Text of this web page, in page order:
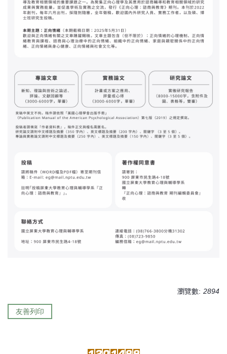
瀏覽數: 2894
友善列印